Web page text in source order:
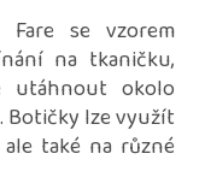
se vzorem
na tkaničku,
utáhnout okolo
Botičky lze využít
také na různé